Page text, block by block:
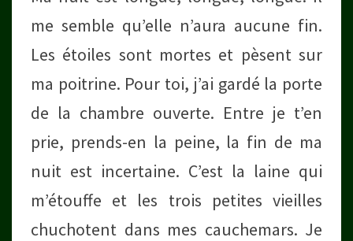
me semble qu’elle n’aura aucune fin.
Les étoiles sont mortes et pèsent sur
ma poitrine. Pour toi, j’ai gardé la porte
de la chambre ouverte. Entre je t’en
prie, prends-en la peine, la fin de ma
nuit est incertaine. C’est la laine qui
m’étouffe et les trois petites vieilles
chuchotent dans mes cauchemars. Je